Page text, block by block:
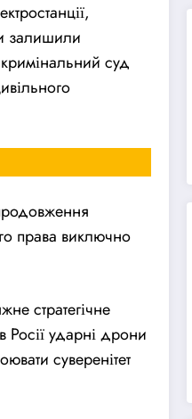
залишили
суд
права виключно
стратегічне
Росії ударні дрони
суверенітет